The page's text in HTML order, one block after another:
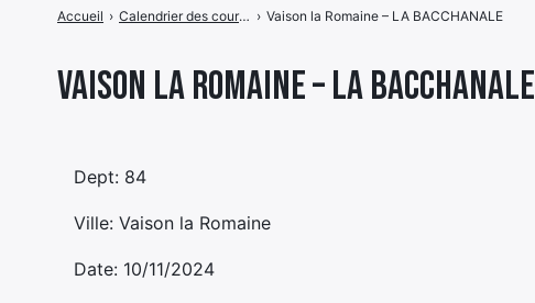
Vaison la Romaine – LA BACCHANALE
Accueil › Calendrier des courses › Vaison la Romaine – LA BACCHANALE
Dept: 84
Ville: Vaison la Romaine
Date: 10/11/2024